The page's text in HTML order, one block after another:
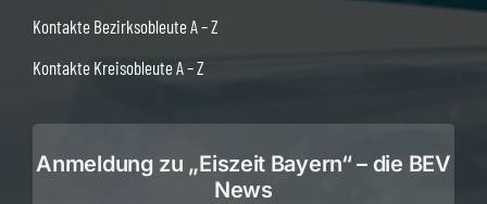
Kontakte Bezirksobleute A – Z
Kontakte Kreisobleute A – Z
Anmeldung zu „Eiszeit Bayern“ – die BEV
News